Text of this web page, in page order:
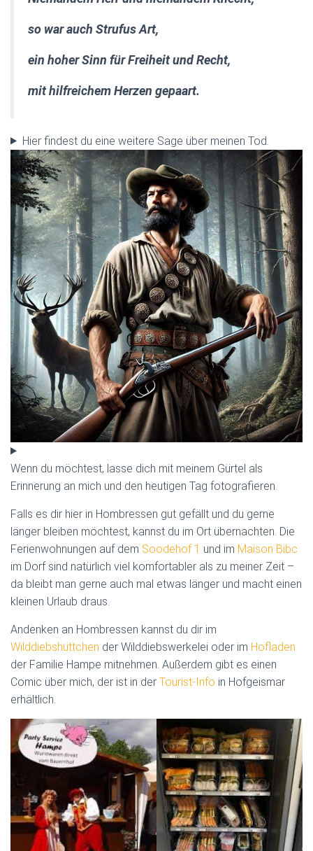
so war auch Strufus Art,
ein hoher Sinn für Freiheit und Recht,
mit hilfreichem Herzen gepaart.
Hier findest du eine weitere Sage über meinen Tod.
Wenn du möchtest, lasse dich mit meinem Gürtel als
Erinnerung an mich und den heutigen Tag fotografieren.
Falls es dir hier in Hombressen gut gefällt und du gerne
länger bleiben möchtest, kannst du im Ort übernachten. Die
Ferienwohnungen auf dem Soodehof 1 und im Maison Bibc
im Dorf sind natürlich viel komfortabler als zu meiner Zeit –
da bleibt man gerne auch mal etwas länger und macht einen
kleinen Urlaub draus.
Andenken an Hombressen kannst du dir im
Wilddiebshüttchen der Wilddiebswerkelei oder im Hofladen
der Familie Hampe mitnehmen. Außerdem gibt es einen
Comic über mich, der ist in der Tourist-Info in Hofgeismar
erhältlich.